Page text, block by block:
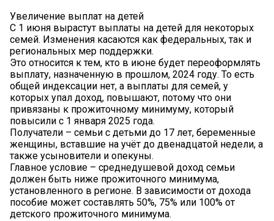
Увеличение выплат на детей
С 1 июня вырастут выплаты на детей для некоторых
семей. Изменения касаются как федеральных, так и
региональных мер поддержки.
Это относится к тем, кто в июне будет переоформлять
выплату, назначенную в прошлом, 2024 году. То есть
общей индексации нет, а выплаты для семей, у
которых упал доход, повышают, потому что они
привязаны к прожиточному минимуму, который
повысили с 1 января 2025 года.
Получатели – семьи с детьми до 17 лет, беременные
женщины, вставшие на учёт до двенадцатой недели, а
также усыновители и опекуны.
Главное условие – среднедушевой доход семьи
должен быть ниже прожиточного минимума,
установленного в регионе. В зависимости от дохода
пособие может составлять 50%, 75% или 100% от
детского прожиточного минимума.